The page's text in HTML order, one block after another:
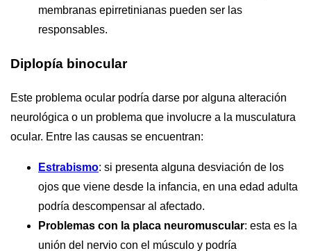
membranas epirretinianas pueden ser las
responsables.
Diplopía binocular
Este problema ocular podría darse por alguna alteración
neurológica o un problema que involucre a la musculatura
ocular. Entre las causas se encuentran:
Estrabismo: si presenta alguna desviación de los
ojos que viene desde la infancia, en una edad adulta
podría descompensar al afectado.
Problemas con la placa neuromuscular: esta es la
unión del nervio con el músculo y podría